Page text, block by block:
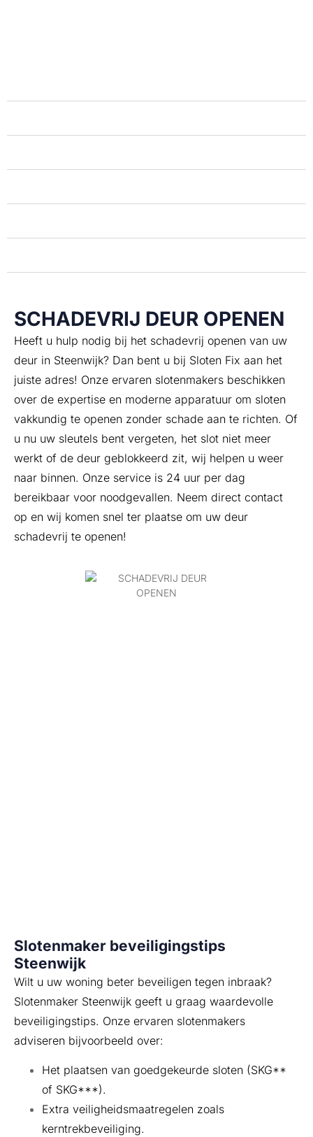
SCHADEVRIJ DEUR OPENEN
Heeft u hulp nodig bij het schadevrij openen van uw
deur in Steenwijk? Dan bent u bij Sloten Fix aan het
juiste adres! Onze ervaren slotenmakers beschikken
over de expertise en moderne apparatuur om sloten
vakkundig te openen zonder schade aan te richten. Of
u nu uw sleutels bent vergeten, het slot niet meer
werkt of de deur geblokkeerd zit, wij helpen u weer
naar binnen. Onze service is 24 uur per dag
bereikbaar voor noodgevallen. Neem direct contact
op en wij komen snel ter plaatse om uw deur
schadevrij te openen!
Slotenmaker beveiligingstips
Steenwijk
Wilt u uw woning beter beveiligen tegen inbraak?
Slotenmaker Steenwijk geeft u graag waardevolle
beveiligingstips. Onze ervaren slotenmakers
adviseren bijvoorbeeld over:
Het plaatsen van goedgekeurde sloten (SKG**
of SKG***).
Extra veiligheidsmaatregelen zoals
kerntrekbeveiliging.